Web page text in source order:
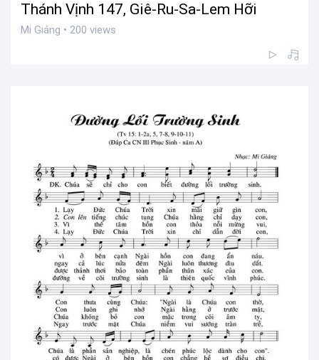
Thánh Vịnh 147, Giê-Ru-Sa-Lem Hỡi
Mi Giáng • 200 views